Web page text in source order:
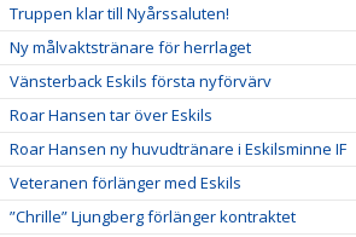
Truppen klar till Nyårssaluten!
Ny målvaktstränare för herrlaget
Vänsterback Eskils första nyförvärv
Roar Hansen tar över Eskils
Roar Hansen ny huvudtränare i Eskilsminne IF
Veteranen förlänger med Eskils
”Chrille” Ljungberg förlänger kontraktet